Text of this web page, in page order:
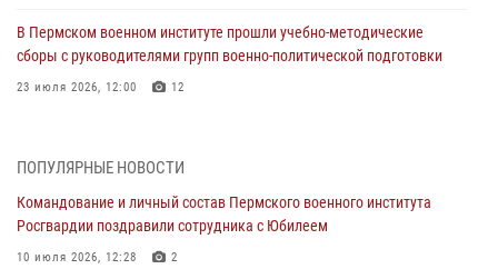
В Пермском военном институте прошли учебно-методические
сборы с руководителями групп военно-политической подготовки
23 июля 2026, 12:00 12
Федерации проводится выставка, посвящённая войскам
правопорядка
10 июля 2026, 14:30 8
ПОПУЛЯРНЫЕ НОВОСТИ
Командование и личный состав Пермского военного института
Росгвардии поздравили сотрудника с Юбилеем
10 июля 2026, 12:28 2